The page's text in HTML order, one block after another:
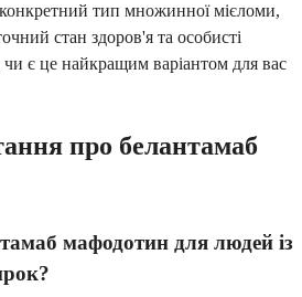
тип множинної мієломи,
стан здоров'я та особисті
є це найкращим варіантом для вас
про белантамаб
мафодотин для людей із